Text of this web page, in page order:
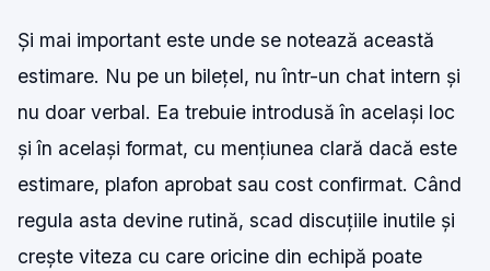
Și mai important este unde se notează această
estimare. Nu pe un bilețel, nu într-un chat intern și
nu doar verbal. Ea trebuie introdusă în același loc
și în același format, cu mențiunea clară dacă este
estimare, plafon aprobat sau cost confirmat. Când
regula asta devine rutină, scad discuțiile inutile și
crește viteza cu care oricine din echipă poate